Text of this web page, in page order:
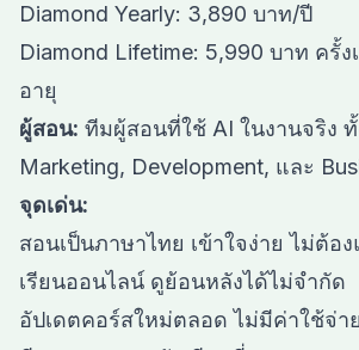
Diamond Yearly: 3,890 บาท/ปี
Diamond Lifetime: 5,990 บาท ครั้
อายุ
ผู้สอน: ทีมผู้สอนที่ใช้ AI ในงานจริง
Marketing, Development, และ
จุดเด่น:
สอนเป็นภาษาไทย เข้าใจง่าย ไม่ต้อ
เรียนออนไลน์ ดูย้อนหลังได้ไม่จำกัด
อัปเดตคอร์สใหม่ตลอด ไม่มีค่าใช้จ่า